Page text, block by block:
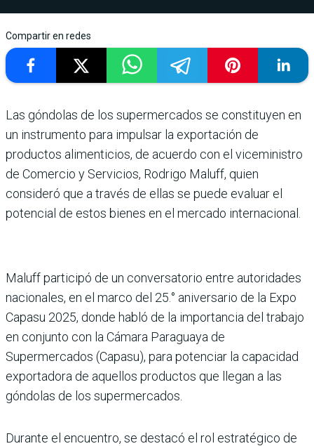
Compartir en redes
Las góndolas de los supermercados se constituyen en
un instrumento para impulsar la exportación de
productos alimenticios, de acuerdo con el viceministro
de Comercio y Servicios, Rodrigo Maluff, quien
consideró que a través de ellas se puede evaluar el
potencial de estos bienes en el mercado internacional.
Maluff participó de un conversatorio entre autoridades
nacionales, en el marco del 25.° aniversario de la Expo
Capasu 2025, donde habló de la importancia del trabajo
en conjunto con la Cámara Paraguaya de
Supermercados (Capasu), para potenciar la capacidad
exportadora de aquellos productos que llegan a las
góndolas de los supermercados.
Durante el encuentro, se destacó el rol estratégico de